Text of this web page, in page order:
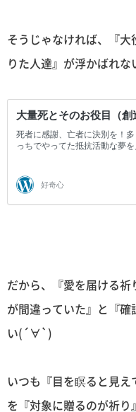
そうじゃなければ、『
りた人達』が浮かばれな
だから、『愛を届ける
が間違っていた』と『
い(´∀`)
いつも『目を瞑ると見
を『対象に贈るのが祈